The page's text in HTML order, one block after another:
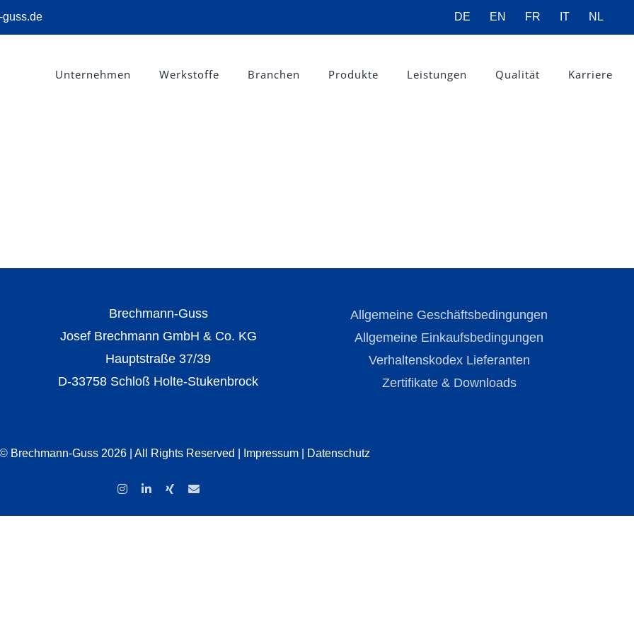
guss.de DE EN FR IT NL
Unternehmen Werkstoffe Branchen Produkte Leistungen Qualität Karriere
Brechmann-Guss
Josef Brechmann GmbH & Co. KG
Hauptstraße 37/39
D-33758 Schloß Holte-Stukenbrock
Allgemeine Geschäftsbedingungen
Allgemeine Einkaufsbedingungen
Verhaltenskodex Lieferanten
Zertifikate & Downloads
Brechmann-Guss 2026 | All Rights Reserved | Impressum| Datenschutz
InstagramLinkedIn
Xing E-